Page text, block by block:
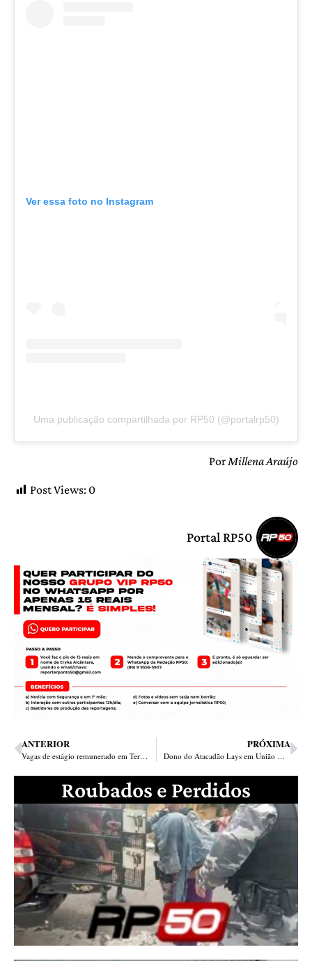
Ver essa foto no Instagram
Uma publicação compartilhada por RP50 (@portalrp50)
Por Millena Araújo
Post Views: 0
Portal RP50
ANTERIOR
Vagas de estágio remunerado em Teresina
PRÓXIMA
Dono do Atacadão Lays em União mata ex-funcionário por cobrar dinheiro
Roubados e Perdidos